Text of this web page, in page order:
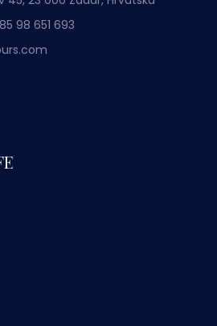
98 651 693